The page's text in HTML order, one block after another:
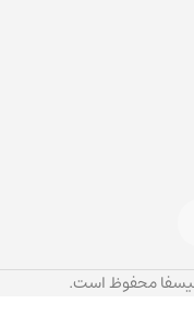
میسفا محفوظ است.